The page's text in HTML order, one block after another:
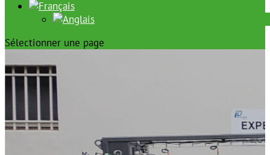
Sélectionner une page